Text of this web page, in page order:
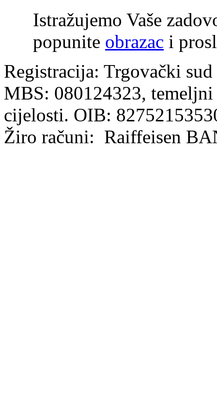
Istražujemo Vaše
popunite obrazac i
Registracija: Trgovački
MBS: 080124323,
cijelosti. OIB:
Žiro računi: Raiffeisen